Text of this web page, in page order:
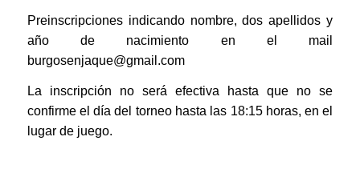
Preinscripciones indicando nombre, dos apellidos y
año de nacimiento en el mail
burgosenjaque@gmail.com
La inscripción no será efectiva hasta que no se
confirme el día del torneo hasta las 18:15 horas, en el
lugar de juego.